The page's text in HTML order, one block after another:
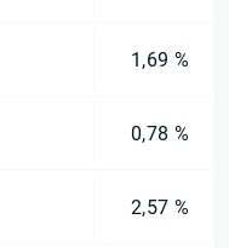
1,69 %
0,78 %
2,57 %